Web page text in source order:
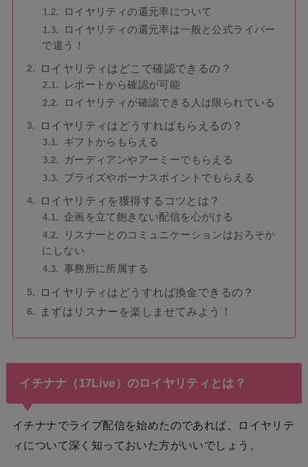
ロイヤリティの還元率について
ロイヤリティの還元率は一般と公式ライバー
で違う！
ロイヤリティはどこで確認できるの？
レポートから確認が可能
ロイヤリティが確認できる人は限られている
ロイヤリティはどうすればもらえるの？
ギフトからもらえる
ガーディアンやアーミーでもらえる
プライズやボーナスポイントでもらえる
ロイヤリティを獲得するコツとは？
企画を立て飽きない配信を心がける
リスナーとのコミュニケーションはおろそか
にしない
事務所に所属する
ロイヤリティはどうすれば換金できるの？
まずはリスナーを楽しませてみよう！
イチナナ（17Live）のロイヤリティとは？
イチナナでライブ配信を始めたのであれば、ロイヤリテ
ィについて深く知っておいた方がいいでしょう。